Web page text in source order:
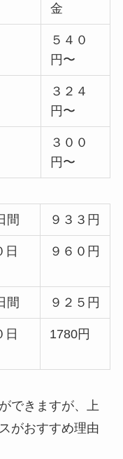
金
５４０
円〜
３２４
円〜
３００
円〜
間 ９３３円
日
９６０円
間 ９２５円
日
1780円
できますが、上
がおすすめ理由